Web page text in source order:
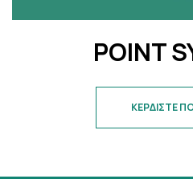
POINT
ΚΕΡΔΙΣΤΕ